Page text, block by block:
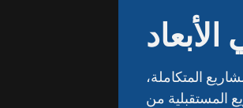
المتكاملة،
المستقبلية من
المتكاملة،
المستقبلية من